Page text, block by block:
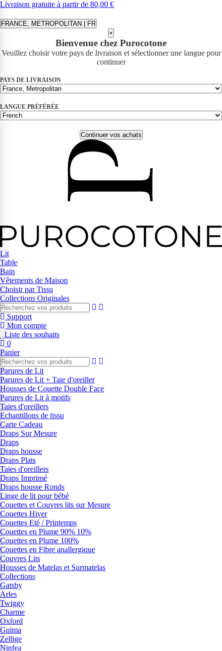
Livraison gratuite à partir de 80,00 €
FRANCE, METROPOLITAN | FR
×
Bienvenue chez Purocotone
Veuillez choisir votre pays de livraison et sélectionner une langue pour
continuer
PAYS DE LIVRAISON
LANGUE PRÉFÉRÉE
Continuer vos achats
Lit
Table
Bain
Vêtements de Maison
Choisir par Tissu
Collections Originales
Support
Mon compte
Liste des souhaits
0
Panier
Parures de Lit
Parures de Lit + Taie d'oreiller
Housses de Couette Double Face
Parures de Lit à motifs
Taies d'oreillers
Echantillons de tissu
Carte Cadeau
Draps Sur Mesure
Draps
Draps housse
Draps Plats
Taies d'oreillers
Draps Imprimé
Draps housse Ronds
Linge de lit pour bébé
Couettes et Couvres lits sur Mesure
Couettes Hiver
Couettes Eté / Printemps
Couettes en Plume 90% 10%
Couettes en Plume 100%
Couettes en Fibre anallergique
Couvres Lits
Housses de Matelas et Surmatelas
Collections
Gatsby
Arles
Twiggy
Charme
Oxford
Guima
Zellige
Ninfea